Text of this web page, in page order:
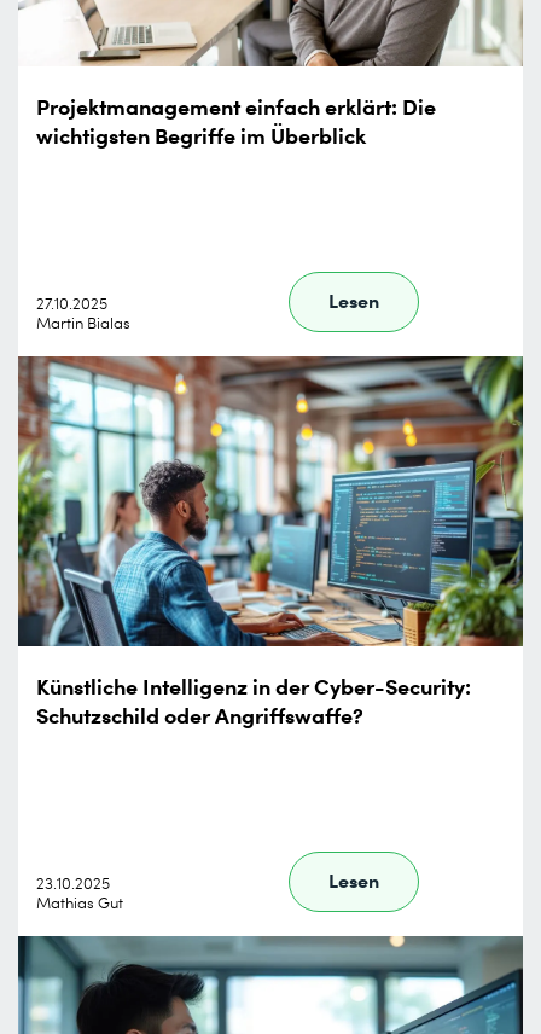
Projektmanagement einfach erklärt: Die
wichtigsten Begriffe im Überblick
27.10.2025
Martin Bialas
Lesen
Künstliche Intelligenz in der Cyber-Security:
Schutzschild oder Angriffswaffe?
23.10.2025
Mathias Gut
Lesen